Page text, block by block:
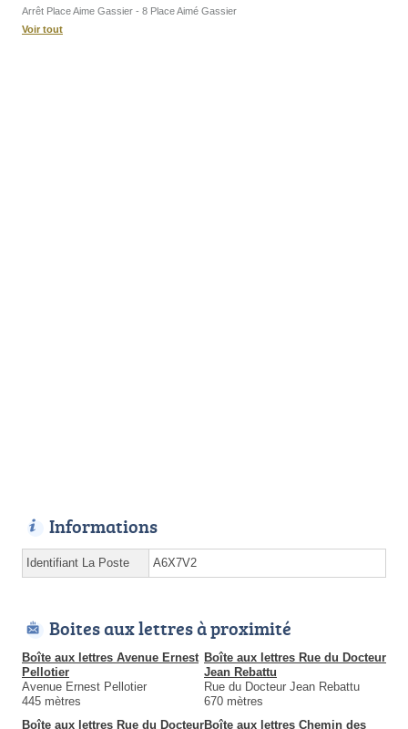
Arrêt Place Aime Gassier - 8 Place Aimé Gassier
Voir tout
Informations
Identifiant La Poste A6X7V2
Boites aux lettres à proximité
Boîte aux lettres Avenue Ernest
Pellotier
Avenue Ernest Pellotier
445 mètres
Boîte aux lettres Rue du Docteur
Jean Rebattu
Rue du Docteur Jean Rebattu
670 mètres
Boîte aux lettres Rue du DocteurBoîte aux lettres Chemin des